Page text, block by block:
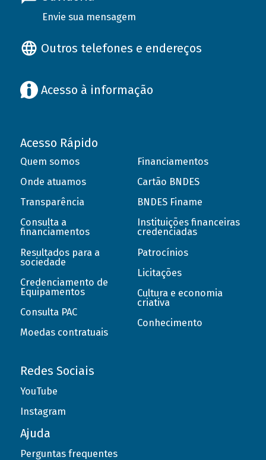
Envie sua mensagem
Outros telefones e endereços
Acesso à informação
Acesso Rápido
Quem somos
Onde atuamos
Transparência
Consulta a
financiamentos
Resultados para a
sociedade
Credenciamento de
Equipamentos
Consulta PAC
Moedas contratuais
Financiamentos
Cartão BNDES
BNDES Finame
Instituições financeiras
credenciadas
Patrocínios
Licitações
Cultura e economia
criativa
Conhecimento
Redes Sociais
YouTube
Instagram
Ajuda
Perguntas frequentes